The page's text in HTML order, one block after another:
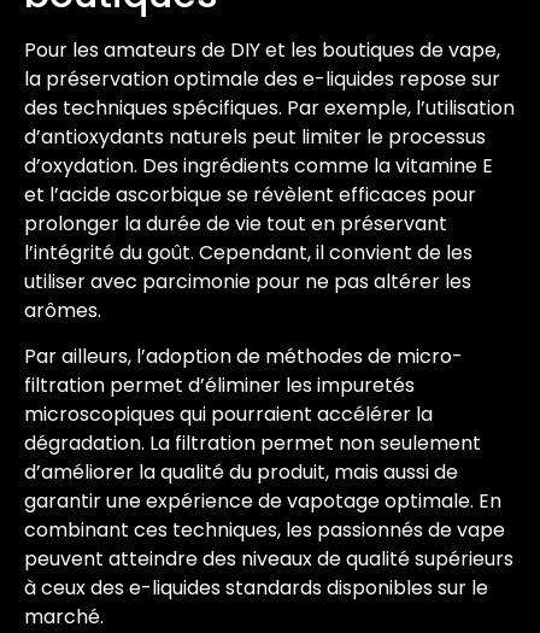
Pour les amateurs de DIY et les boutiques de vape,
la préservation optimale des e-liquides repose sur
des techniques spécifiques. Par exemple, l’utilisation
d’antioxydants naturels peut limiter le processus
d’oxydation. Des ingrédients comme la vitamine E
et l’acide ascorbique se révèlent efficaces pour
prolonger la durée de vie tout en préservant
l’intégrité du goût. Cependant, il convient de les
utiliser avec parcimonie pour ne pas altérer les
arômes.
Par ailleurs, l’adoption de méthodes de micro-
filtration permet d’éliminer les impuretés
microscopiques qui pourraient accélérer la
dégradation. La filtration permet non seulement
d’améliorer la qualité du produit, mais aussi de
garantir une expérience de vapotage optimale. En
combinant ces techniques, les passionnés de vape
peuvent atteindre des niveaux de qualité supérieurs
à ceux des e-liquides standards disponibles sur le
marché.